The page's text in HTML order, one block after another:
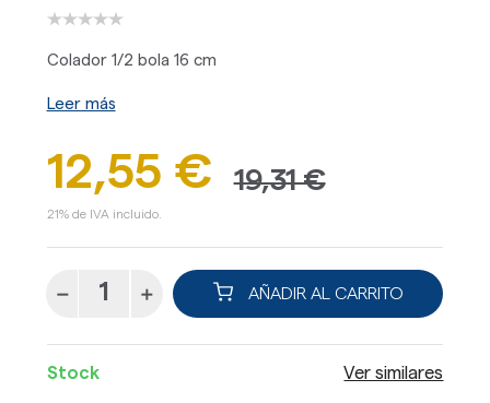
Colador 1/2 bola 16 cm
Leer más
12,55 € 19,31 €
21% de IVA incluido.
AÑADIR AL CARRITO
Stock Ver similares